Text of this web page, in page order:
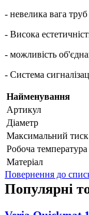
- невелика вага труб
- Висока
- можливість
- Система
Найменування
Артикул
Діаметр
Максимальний тиск
Робоча температура
Матеріал
Повернення до
Популярні